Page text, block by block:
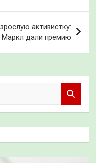
активистку:
Маркл дали премию